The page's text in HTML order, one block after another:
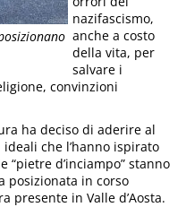
nazifascismo,
anche a costo
della vita, per
salvare i
convinzioni
ha deciso di aderire al
che l’hanno ispirato
“pietre d’inciampo” stanno
posizionata in corso
presente in Valle d’Aosta.